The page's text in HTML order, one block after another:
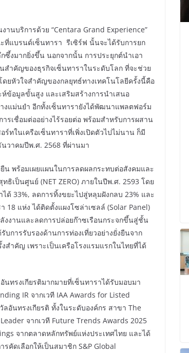
นบริการด้วย “Centara Grand Experience”
แบรนด์เซ็นทารา รีเซิร์ฟ นั้นจะได้รับการยก
งมากยิ่งขึ้น นอกจากนั้น การประยุกต์นำเอา
สำคัญของธุรกิจเซ็นทาราในระดับโลก ที่จะช่วย
ยหัวใจสำคัญของกลยุทธ์ทางเทคโนโลยีครั้งนี้คือ
ห์ข้อมูลขั้นสูง และเสริมสร้างการนำเสนอ
งแม่นยำ อีกทั้งเซ็นทารายังได้พัฒนาแพลตฟอร์ม
รเชื่อมต่ออย่างไร้รอยต่อ พร้อมสำหรับการผสาน
นเครือเซ็นทาราที่เพิ่งเปิดตัวไปไม่นาน ก็มี
วาคมปีพ.ศ. 2568 ที่ผ่านมา
น พร้อมเผยแผนในการลดผลกระทบต่อสังคมและ
ธิเป็นศูนย์ (NET ZERO) ภายในปีพ.ศ. 2593 โดย
ด้ 33%, ลดการทิ้งขยะไปสู่หลุมฝังกลบ 23% และ
18 แห่ง ได้ติดตั้งแผงโซล่าเซลล์ (Solar Panel)
งงานและลดการปล่อยก๊าซเรือนกระจกขึ้นสู่ชั้น
การรับรองด้านการท่องเที่ยวอย่างยั่งยืนจาก
สำคัญ เพราะเป็นเครือโรงแรมแรกในไทยที่ได้
ทรงเกียรติมากมายที่เซ็นทาราได้รับมอบมา
IR จากเวที IAA Awards for Listed
อันทรงเกียรติ ทั้งในระดับองค์กร สาขา The
จากเวที Future Trends Awards 2025
จากตลาดหลักทรัพย์แห่งประเทศไทย และได้
คัดเลือกให้เป็นสมาชิก S&P Global